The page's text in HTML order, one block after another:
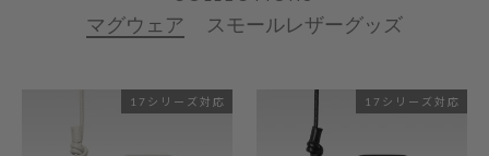
マグウェア スモールレザーグッズ
17シリーズ対応 17シリーズ対応